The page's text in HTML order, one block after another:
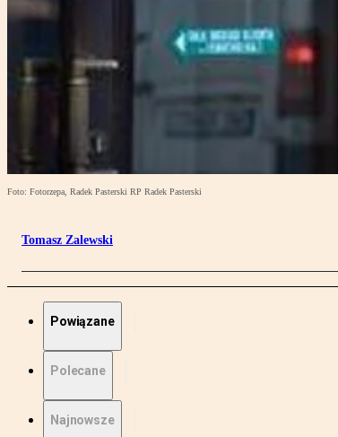
Foto: Fotorzepa, Radek Pasterski RP Radek Pasterski
Tomasz Zalewski
Powiązane
Polecane
Najnowsze